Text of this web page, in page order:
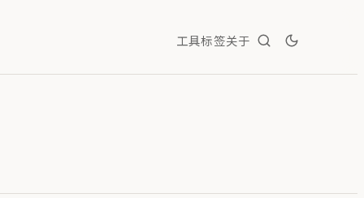
工具标签关于